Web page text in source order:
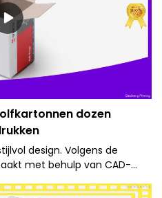
dozen
design. Volgens de
met behulp van CAD-